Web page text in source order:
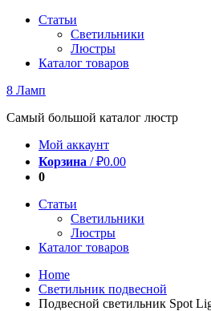
Перейти
содержимому
Статьи
Светильники
Люстры
Каталог товаров
8 Ламп
Самый большой каталог люстр
Мой аккаунт
Корзина /₽0.00
0
Статьи
Светильники
Люстры
Каталог товаров
Home
Светильник подвесной
Подвесной светильник Spot